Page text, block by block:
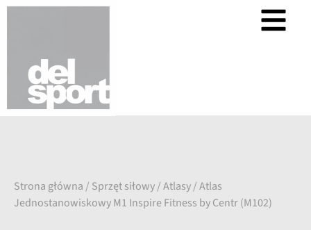
Strona główna / Sprzęt siłowy/Atlasy/ Atlas
Jednostanowiskowy M1 Inspire Fitness by Centr (M102)